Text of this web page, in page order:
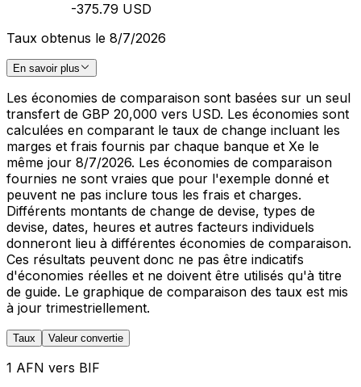
-375.79 USD
Taux obtenus le 8/7/2026
En savoir plus
Les économies de comparaison sont basées sur un seul
transfert de GBP 20,000 vers USD. Les économies sont
calculées en comparant le taux de change incluant les
marges et frais fournis par chaque banque et Xe le
même jour 8/7/2026. Les économies de comparaison
fournies ne sont vraies que pour l'exemple donné et
peuvent ne pas inclure tous les frais et charges.
Différents montants de change de devise, types de
devise, dates, heures et autres facteurs individuels
donneront lieu à différentes économies de comparaison.
Ces résultats peuvent donc ne pas être indicatifs
d'économies réelles et ne doivent être utilisés qu'à titre
de guide. Le graphique de comparaison des taux est mis
à jour trimestriellement.
Taux Valeur convertie
1 AFN vers BIF